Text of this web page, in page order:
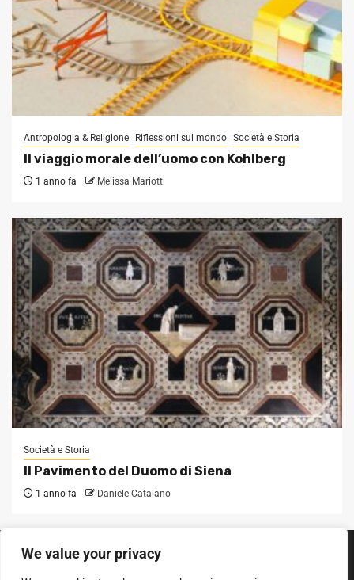
We value your privacy
Antropologia & Religione Riflessioni sul mondo Società e Storia
Il viaggio morale dell’uomo con Kohlberg
1 anno fa Melissa Mariotti
Società e Storia
Il Pavimento del Duomo di Siena
1 anno fa Daniele Catalano
SEGUICI SUI SOCIAL